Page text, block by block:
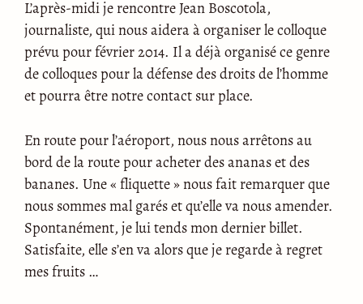
L’après-midi je rencontre Jean Boscotola,
journaliste, qui nous aidera à organiser le colloque
prévu pour février 2014. Il a déjà organisé ce genre
de colloques pour la défense des droits de l’homme
et pourra être notre contact sur place.
En route pour l’aéroport, nous nous arrêtons au
bord de la route pour acheter des ananas et des
bananes. Une « fliquette » nous fait remarquer que
nous sommes mal garés et qu’elle va nous amender.
Spontanément, je lui tends mon dernier billet.
Satisfaite, elle s’en va alors que je regarde à regret
mes fruits …